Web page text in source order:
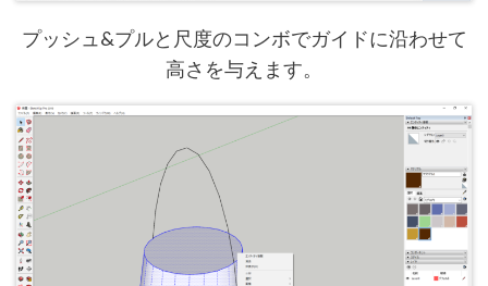
プッシュ&プルと尺度のコンボでガイドに沿わせて
高さを与えます。